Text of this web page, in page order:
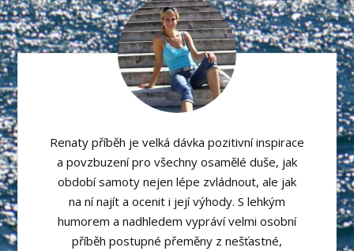
Renaty příběh je velká dávka pozitivní inspirace
a povzbuzení pro všechny osamělé duše, jak
období samoty nejen lépe zvládnout, ale jak
na ní najít a ocenit i její výhody. S lehkým
humorem a nadhledem vypráví velmi osobní
příběh postupné přeměny z nešťastné,